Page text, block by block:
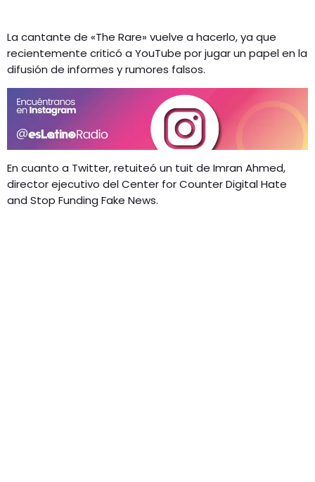
La cantante de «The Rare» vuelve a hacerlo, ya que
recientemente criticó a YouTube por jugar un papel en la
difusión de informes y rumores falsos.
En cuanto a Twitter, retuiteó un tuit de Imran Ahmed,
director ejecutivo del Center for Counter Digital Hate
and Stop Funding Fake News.